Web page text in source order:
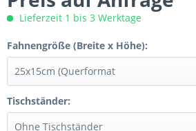
Lieferzeit 1 bis 3 Werktage
Fahnengröße (Breite x Höhe):
Tischständer: